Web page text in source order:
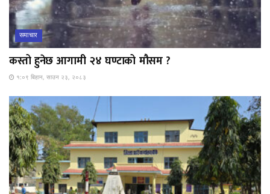
समाचार
कस्तो हुनेछ आगामी २४ घण्टाको मौसम ?
१:०९ बिहान, साउन २३, २०८३